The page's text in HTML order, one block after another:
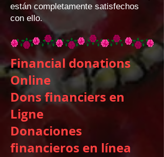
están completamente satisfechos
con ello.
Financial donations
Online
Dons financiers en
Ligne
Donaciones
financieros en línea